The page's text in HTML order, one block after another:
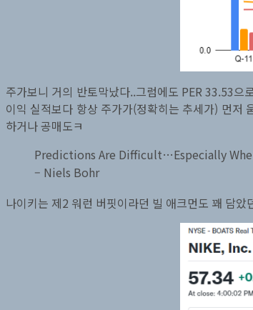
주가보니 거의 반토막났다..그럼에도 PER 33.53
이익 실적보다 항상 주가가(정확히는 추세가) 먼저
하거나 공매도ㅋ
Predictions Are Difficult…Especially
– Niels Bohr
나이키는 제2 워런 버핏이라던 빌 애크먼도 꽤 담